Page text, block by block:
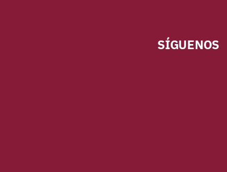
SÍGUENOS